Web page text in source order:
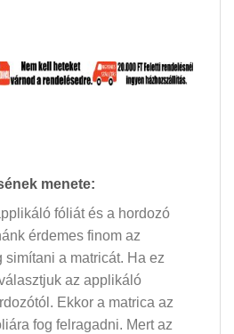
menete:
fóliát és a hordozó
érdemes finom az
a matricát. Ha ez
az applikáló
Ekkor a matrica az
fog felragadni. Mert az